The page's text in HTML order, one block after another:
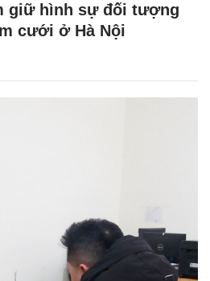
giữ hình sự đối tượng
cưới ở Hà Nội